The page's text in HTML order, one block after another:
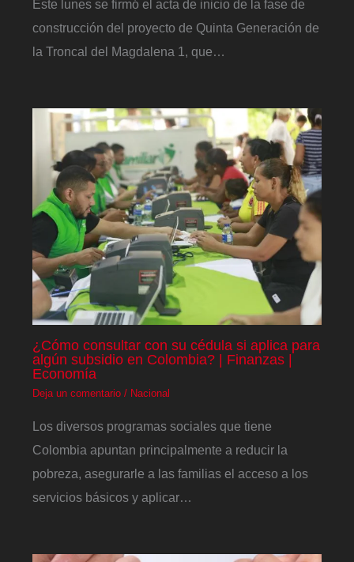
Este lunes se firmó el acta de inicio de la fase de
construcción del proyecto de Quinta Generación de
la Troncal del Magdalena 1, que…
¿Cómo consultar con su cédula si aplica para
algún subsidio en Colombia? | Finanzas |
Economía
Deja un comentario / Nacional
Los diversos programas sociales que tiene
Colombia apuntan principalmente a reducir la
pobreza, asegurarle a las familias el acceso a los
servicios básicos y aplicar…